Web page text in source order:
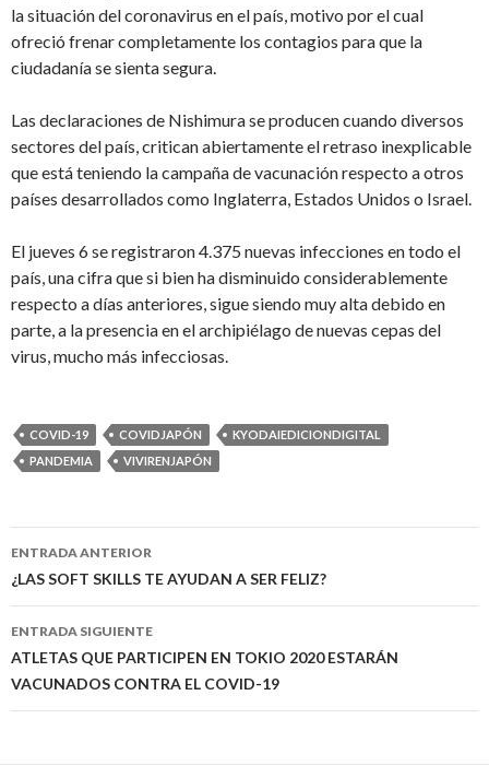
la situación del coronavirus en el país, motivo por el cual
ofreció frenar completamente los contagios para que la
ciudadanía se sienta segura.
Las declaraciones de Nishimura se producen cuando diversos
sectores del país, critican abiertamente el retraso inexplicable
que está teniendo la campaña de vacunación respecto a otros
países desarrollados como Inglaterra, Estados Unidos o Israel.
El jueves 6 se registraron 4.375 nuevas infecciones en todo el
país, una cifra que si bien ha disminuido considerablemente
respecto a días anteriores, sigue siendo muy alta debido en
parte, a la presencia en el archipiélago de nuevas cepas del
virus, mucho más infecciosas.
COVID-19 COVIDJAPÓN
KYODAIEDICIONDIGITAL
PANDEMIA
VIVIRENJAPÓN
Navegación
de
entradas
ENTRADA ANTERIOR
¿LAS SOFT SKILLS TE AYUDAN A SER FELIZ?
ENTRADA SIGUIENTE
ATLETAS QUE PARTICIPEN EN TOKIO 2020 ESTARÁN
VACUNADOS CONTRA EL COVID-19